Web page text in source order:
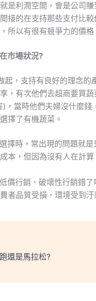
是利潤空間，會是公司
接的在支持那些支付比
所以有很有競爭力的價
市場狀況?
起，支持有良好的理念的
，有次他們去超商要買
)，當時他們夫婦沒什麼
擇了有機蔬菜。
擇時，常出現的問題就是
本，但因為沒有人在計
價行銷、破壞性行銷錯
者品質受損，環境受到汙
還是馬拉松?